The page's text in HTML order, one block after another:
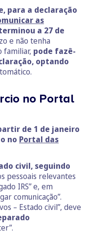
para a declaração
as
a 27 de
e não tenha
familiar, pode fazê-
optando
no Portal
de 1 de janeiro
no Portal das
civil, seguindo
pessoais relevantes
IRS” e, em
comunicação”.
– Estado civil”, deve